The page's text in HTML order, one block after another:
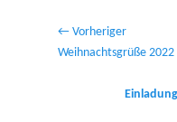
← Vorheriger
Vorheriger
Weihnachtsgrüße 2022